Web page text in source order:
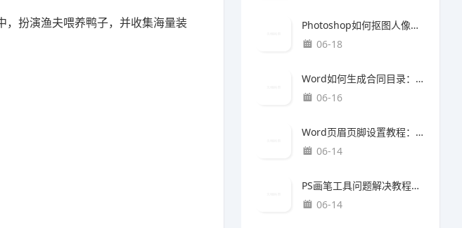
扮演渔夫喂养鸭子，并收集海量装
Photoshop如何抠图人像照片：高清人像去背景与精细边缘处理完整教程
06-18
Word如何生成合同目录：自动目录制作与规范排版教程
06-16
Word页眉页脚设置教程：论文规范排版完整指南
06-14
PS画笔工具问题解决教程：人像修图技巧（最新更新版）
06-14